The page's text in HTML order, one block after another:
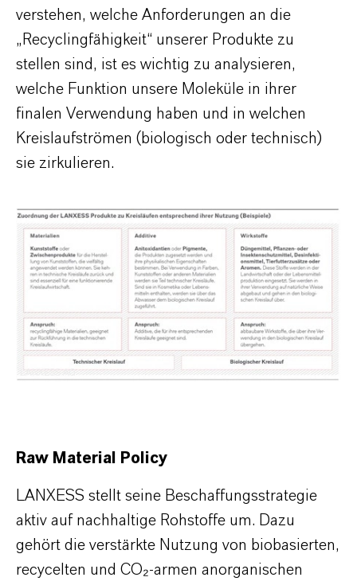
verstehen, welche Anforderungen an die
„Recyclingfähigkeit“ unserer Produkte zu
stellen sind, ist es wichtig zu analysieren,
welche Funktion unsere Moleküle in ihrer
finalen Verwendung haben und in welchen
Kreislaufströmen (biologisch oder technisch)
sie zirkulieren.
LANXESS AG
Raw Material Policy
LANXESS stellt seine Beschaffungsstrategie
aktiv auf nachhaltige Rohstoffe um. Dazu
gehört die verstärkte Nutzung von biobasierten,
recycelten und CO₂-armen anorganischen